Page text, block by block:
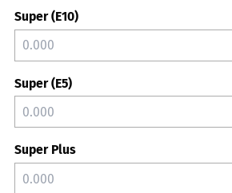
Super (E10)
Super (E5)
Super Plus